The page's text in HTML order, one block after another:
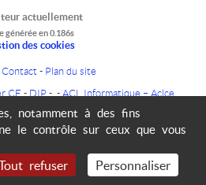
actuellement
générée en 0.186s
des cookies
Contact- Plan du site
CE - DIP- -ACL Informatique – Aclce
légales
notamment à des fins
le contrôle sur ceux que vous
refuser Personnaliser